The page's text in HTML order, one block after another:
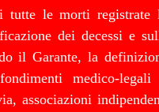
tutte le morti registrate
dei decessi e
il Garante, la
medico-legali
associazioni